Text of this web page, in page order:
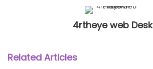
4rtheye web Desk
Related Articles